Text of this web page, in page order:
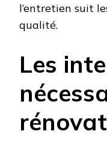
l’entretien suit
qualité.
Les